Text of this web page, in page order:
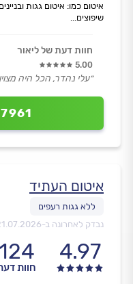
איטום כמו: איטום גגות
שיפוצים...
חוות דעת של ליאור
5.00
״עלי נהדר, הכל היה
איטום העתיד
נבדק לאחרונה ב-
4.97
124
חוות